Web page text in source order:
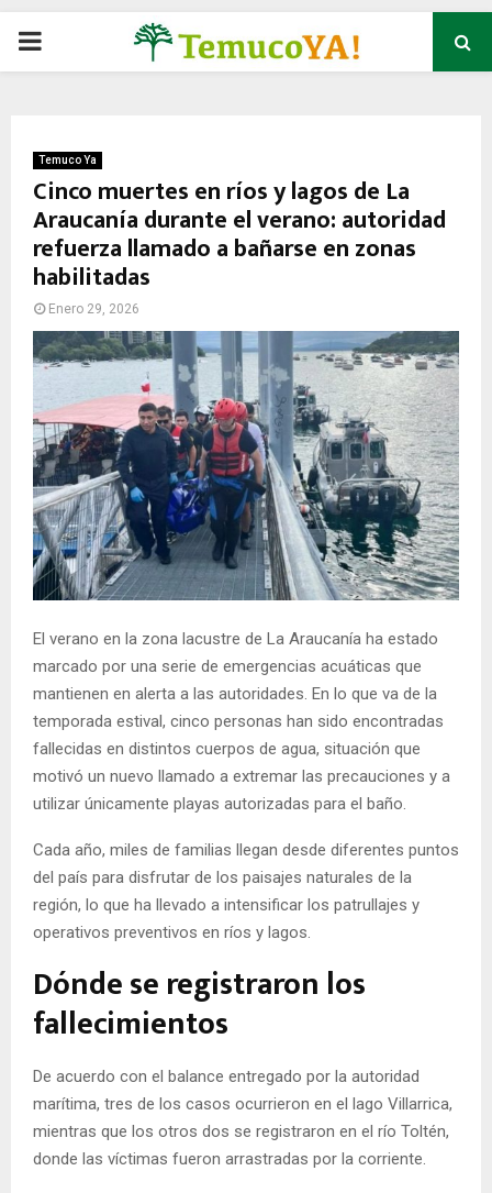
P
M
A
R
M
E
N
U
Temuco Ya
Cinco muertes en ríos y lagos de La
Araucanía durante el verano: autoridad
refuerza llamado a bañarse en zonas
habilitadas
Enero 29, 2026
El verano en la zona lacustre de La Araucanía ha estado
marcado por una serie de emergencias acuáticas que
mantienen en alerta a las autoridades. En lo que va de la
temporada estival, cinco personas han sido encontradas
fallecidas en distintos cuerpos de agua, situación que
motivó un nuevo llamado a extremar las precauciones y a
utilizar únicamente playas autorizadas para el baño.
Cada año, miles de familias llegan desde diferentes puntos
del país para disfrutar de los paisajes naturales de la
región, lo que ha llevado a intensificar los patrullajes y
operativos preventivos en ríos y lagos.
Dónde se registraron los
fallecimientos
De acuerdo con el balance entregado por la autoridad
marítima, tres de los casos ocurrieron en el lago Villarrica,
mientras que los otros dos se registraron en el río Toltén,
donde las víctimas fueron arrastradas por la corriente.